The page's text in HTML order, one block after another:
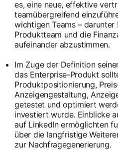
es, eine neue, effektive
teamübergreifend
wichtigen Teams –
Produktteam und die
aufeinander abzustimmen.
Im Zuge der Definition
das Enterprise-Produkt
Produktpositionierung,
Anzeigengestaltung,
getestet und optimiert
investiert wurde. Einblicke
auf LinkedIn ermöglichten
über die langfristige
zur Nachfragegenerierung.